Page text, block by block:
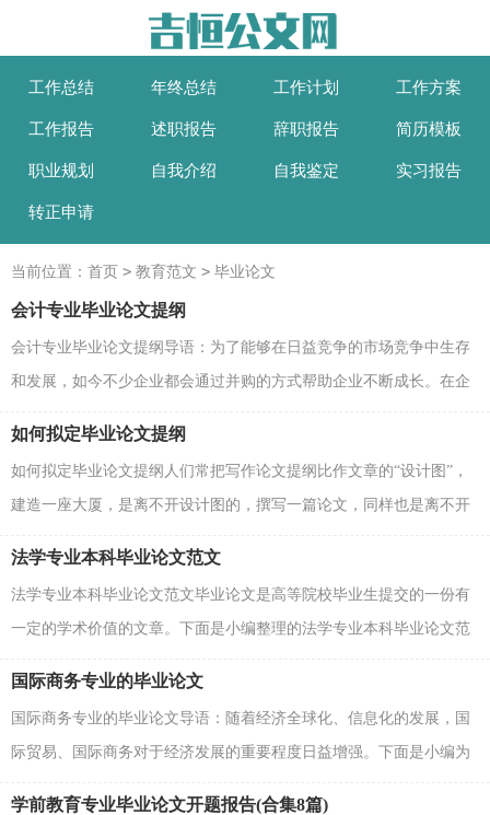
工作总结 年终总结 工作计划 工作方案
工作报告 述职报告 辞职报告 简历模板
职业规划 自我介绍 自我鉴定 实习报告
转正申请
当前位置： 首页 > 教育范文 > 毕业论文
会计专业毕业论文提纲
会计专业毕业论文提纲导语：为了能够在日益竞争的市场竞争中生存
和发展，如今不少企业都会通过并购的方式帮助企业不断成长。在企
如何拟定毕业论文提纲
如何拟定毕业论文提纲人们常把写作论文提纲比作文章的“设计图”，
建造一座大厦，是离不开设计图的，撰写一篇论文，同样也是离不开
法学专业本科毕业论文范文
法学专业本科毕业论文范文毕业论文是高等院校毕业生提交的一份有
一定的学术价值的文章。下面是小编整理的法学专业本科毕业论文范
国际商务专业的毕业论文
国际商务专业的毕业论文导语：随着经济全球化、信息化的发展，国
际贸易、国际商务对于经济发展的重要程度日益增强。下面是小编为
学前教育专业毕业论文开题报告(合集8篇)